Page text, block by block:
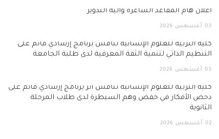
هام المقاعد الشاغرة وآلية التدوير
أغسطس 2026
التربية للعلوم الإنسانية تناقش برنامج إرشادي قائم على
الذاتي لتنمية الثقة المعرفية لدى طلبة الجامعة
أغسطس 2026
التربية للعلوم الإنسانية تناقش أثر برنامج إرشادي قائم على
الأفكار في خفض وهم السيطرة لدى طلاب المرحلة
أغسطس 2026